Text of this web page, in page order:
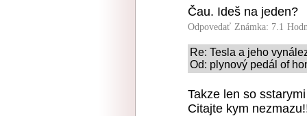
Čau. Ideš na jeden?
Odpovedať Známka: 7.1
Re: Tesla a jeho
Od: plynový pedál of
Takze len so
Citajte kym